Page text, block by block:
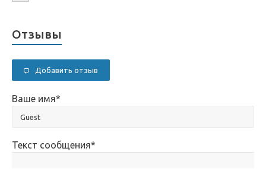
Отзывы
Добавить отзыв
Ваше имя*
Текст сообщения*